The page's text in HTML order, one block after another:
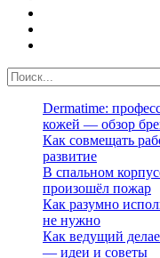
Dermatime:
кожей — обзор
Как совмещать
развитие
В спальном
произошёл пожар
Как разумно
не нужно
Как ведущий
— идеи и советы